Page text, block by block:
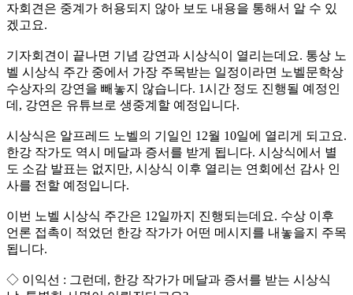
자회견은 중계가 허용되지 않아 보도 내용을 통해서 알 수 있
겠고요.
기자회견이 끝나면 기념 강연과 시상식이 열리는데요. 통상 노
벨 시상식 주간 중에서 가장 주목받는 일정이라면 노벨문학상
수상자의 강연을 빼놓지 않습니다. 1시간 정도 진행될 예정인
데, 강연은 유튜브로 생중계할 예정입니다.
시상식은 알프레드 노벨의 기일인 12월 10일에 열리게 되고요.
한강 작가도 역시 메달과 증서를 받게 됩니다. 시상식에서 별
도 소감 발표는 없지만, 시상식 이후 열리는 연회에선 감사 인
사를 전할 예정입니다.
이번 노벨 시상식 주간은 12일까지 진행되는데요. 수상 이후
언론 접촉이 적었던 한강 작가가 어떤 메시지를 내놓을지 주목
됩니다.
◇ 이익선 : 그런데, 한강 작가가 메달과 증서를 받는 시상식